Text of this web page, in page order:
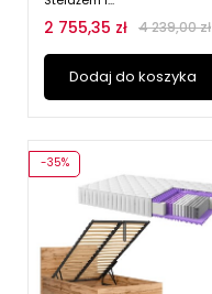
2 755,35 zł 4 239,00 zł
Dodaj do koszyka
-35%